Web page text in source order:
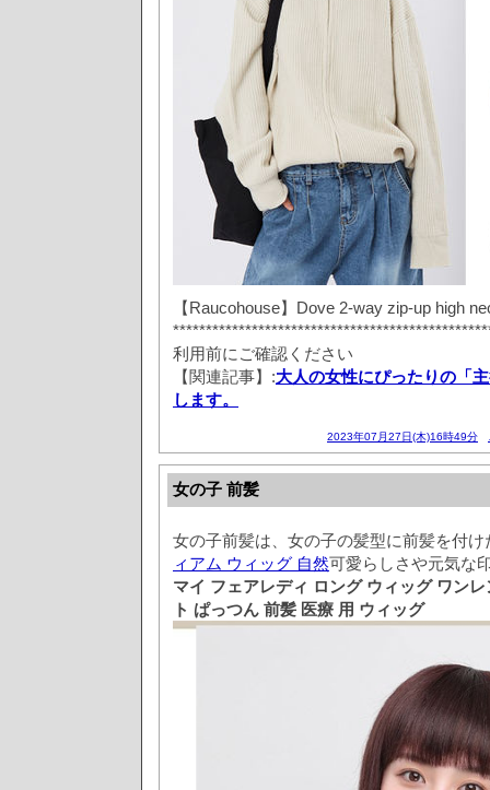
【Raucohouse】Dove 2-way zip-up high
利用前にご確認ください
【関連記事】:大人の女性にぴったりの「
します。
2023年07月27日(木)16時49分
女の子 前髪
女の子前髪は、女の子の髪型に前髪を付け
ィアム ウィッグ 自然可愛らしさや元気な
マイ フェアレディ ロング ウィッグ ワン
ト ぱっつん 前髪 医療 用 ウィッグ